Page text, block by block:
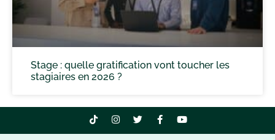
Stage : quelle gratification vont toucher les
stagiaires en 2026 ?